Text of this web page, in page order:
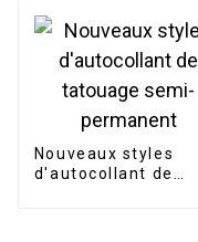
Nouveaux styles
d'autocollant de